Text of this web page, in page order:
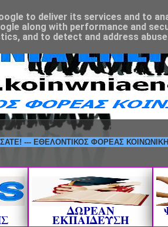
ΕΘΕΛΟΝΤΙΚΟΣ ΦΟΡΕΑΣ ΚΟΙΝΩΝΙΚΗΣ
ΔΩΡΕΑΝ
ΕΚΠΑΙΔΕΥΣΗ
to deliver its services and to
along with performance and
and to detect and address